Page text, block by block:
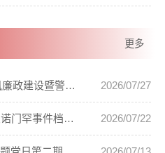
更多
省档案馆召开2026年度党风廉政建设暨警示教育会议 2026/07/27
吉林省档案馆编《日伪有关诺门罕事件档案汇编》出版发行 2026/07/22